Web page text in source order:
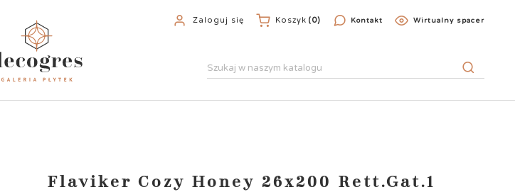
Zaloguj się Koszyk (0) Kontakt Wirtualny spacer
Flaviker Cozy Honey 26x200 Rett.Gat.1